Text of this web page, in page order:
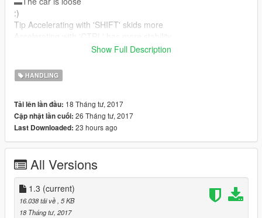
:)
Tip Accelerating with 'SHIFT' skids more
0-160 5.2 seconds
0-200 7.0 seconds
0-377 31.3 seconds Depending on the area or timecycle you
can pass
Links:
https://pt.gta5-mods.com/vehicles/ford-mustang-gt-nfs-gt500-
2013-add-on
Sound Mod:
https://pt.gta5-mods.com/vehicles/ford-mustang-shelby-gt500-
900hp-nfs-movie-sound-mod
Show Full Description
HANDLING
Tải lên lần đầu: 18 Tháng tư, 2017
Cập nhật lần cuối: 26 Tháng tư, 2017
Last Downloaded: 23 hours ago
All Versions
1.3 (current)
16.038 tải về , 5 KB
18 Tháng tư, 2017